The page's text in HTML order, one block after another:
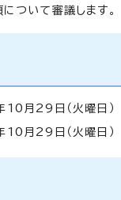
ついて審議します。
月29日（火曜日
月29日（火曜日